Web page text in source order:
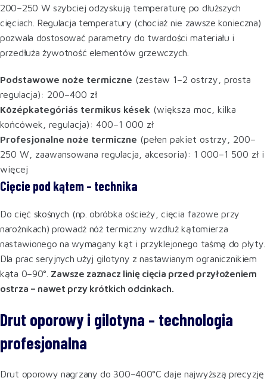
200–250 W szybciej odzyskują temperaturę po dłuższych
cięciach. Regulacja temperatury (chociaż nie zawsze konieczna)
pozwala dostosować parametry do twardości materiału i
przedłuża żywotność elementów grzewczych.
Podstawowe noże termiczne (zestaw 1–2 ostrzy, prosta
regulacja): 200–400 zł
Középkategóriás termikus kések (większa moc, kilka
końcówek, regulacja): 400–1 000 zł
Profesjonalne noże termiczne (pełen pakiet ostrzy, 200–
250 W, zaawansowana regulacja, akcesoria): 1 000–1 500 zł i
więcej
Cięcie pod kątem – technika
Do cięć skośnych (np. obróbka ościeży, cięcia fazowe przy
narożnikach) prowadź nóż termiczny wzdłuż kątomierza
nastawionego na wymagany kąt i przyklejonego taśmą do płyty.
Dla prac seryjnych użyj gilotyny z nastawianym ogranicznikiem
kąta 0–90°. Zawsze zaznacz linię cięcia przed przyłożeniem
ostrza – nawet przy krótkich odcinkach.
Drut oporowy i gilotyna – technologia
profesjonalna
Drut oporowy nagrzany do 300–400°C daje najwyższą precyzję